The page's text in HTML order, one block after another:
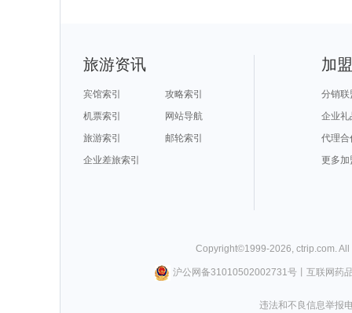
旅游资讯
宾馆索引
攻略索引
机票索引
网站导航
旅游索引
邮轮索引
企业差旅索引
加
分销联
企业礼
代理合
更多加
Copyright©1999-2026 ctrip.com .
沪公网备31010502002731号丨 互联网药
违法和不良信息举报